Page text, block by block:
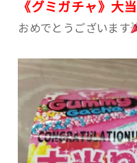
《グミガチャ》大
おめでとうございます